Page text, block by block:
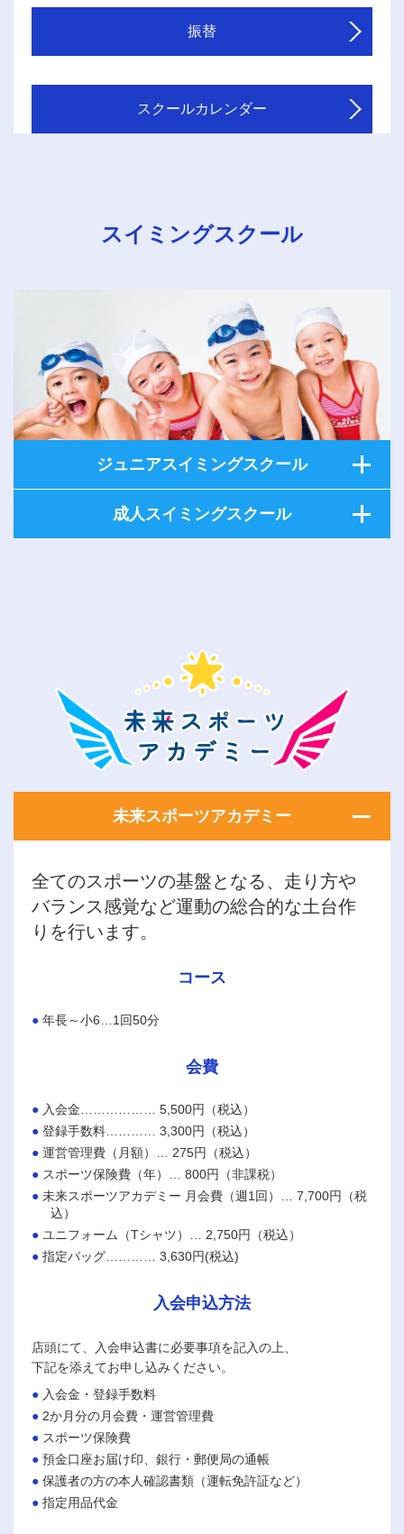
振替
スクールカレンダー
スイミングスクール
ジュニアスイミングスクール
成人スイミングスクール
未来スポーツアカデミー
全てのスポーツの基盤となる、走り方や
バランス感覚など運動の総合的な土台作
りを行います。
コース
年長～小6…1回50分
会費
入会金……………… 5,500円（税込）
登録手数料………… 3,300円（税込）
運営管理費（月額）… 275円（税込）
スポーツ保険費（年）… 800円（非課税）
未来スポーツアカデミー 月会費（週1回）… 7,700円（税
込）
ユニフォーム（Tシャツ）… 2,750円（税込）
指定バッグ………… 3,630円(税込)
入会申込方法
店頭にて、入会申込書に必要事項を記入の上、
下記を添えてお申し込みください。
入会金・登録手数料
2か月分の月会費・運営管理費
スポーツ保険費
預金口座お届け印、銀行・郵便局の通帳
保護者の方の本人確認書類（運転免許証など）
指定用品代金